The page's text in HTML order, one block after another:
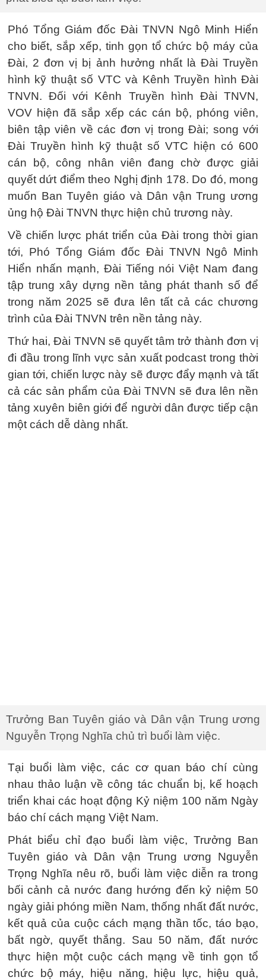
Phó Tổng Giám đốc Đài TNVN Ngô Minh Hiển
cho biết, sắp xếp, tinh gọn tổ chức bộ máy của
Đài, 2 đơn vị bị ảnh hưởng nhất là Đài Truyền
hình kỹ thuật số VTC và Kênh Truyền hình Đài
TNVN. Đối với Kênh Truyền hình Đài TNVN,
VOV hiện đã sắp xếp các cán bộ, phóng viên,
biên tập viên về các đơn vị trong Đài; song với
Đài Truyền hình kỹ thuật số VTC hiện có 600
cán bộ, công nhân viên đang chờ được giải
quyết dứt điểm theo Nghị định 178. Do đó, mong
muốn Ban Tuyên giáo và Dân vận Trung ương
ủng hộ Đài TNVN thực hiện chủ trương này.
Về chiến lược phát triển của Đài trong thời gian
tới, Phó Tổng Giám đốc Đài TNVN Ngô Minh
Hiển nhấn mạnh, Đài Tiếng nói Việt Nam đang
tập trung xây dựng nền tảng phát thanh số để
trong năm 2025 sẽ đưa lên tất cả các chương
trình của Đài TNVN trên nền tảng này.
Thứ hai, Đài TNVN sẽ quyết tâm trở thành đơn vị
đi đầu trong lĩnh vực sản xuất podcast trong thời
gian tới, chiến lược này sẽ được đẩy mạnh và tất
cả các sản phẩm của Đài TNVN sẽ đưa lên nền
tảng xuyên biên giới để người dân được tiếp cận
một cách dễ dàng nhất.
Trưởng Ban Tuyên giáo và Dân vận Trung ương
Nguyễn Trọng Nghĩa chủ trì buổi làm việc.
Tại buổi làm việc, các cơ quan báo chí cùng
nhau thảo luận về công tác chuẩn bị, kế hoạch
triển khai các hoạt động Kỷ niệm 100 năm Ngày
báo chí cách mạng Việt Nam.
Phát biểu chỉ đạo buổi làm việc, Trưởng Ban
Tuyên giáo và Dân vận Trung ương Nguyễn
Trọng Nghĩa nêu rõ, buổi làm việc diễn ra trong
bối cảnh cả nước đang hướng đến kỷ niệm 50
ngày giải phóng miền Nam, thống nhất đất nước,
kết quả của cuộc cách mạng thần tốc, táo bạo,
bất ngờ, quyết thắng. Sau 50 năm, đất nước
thực hiện một cuộc cách mạng về tinh gọn tổ
chức bộ máy, hiệu năng, hiệu lực, hiệu quả,